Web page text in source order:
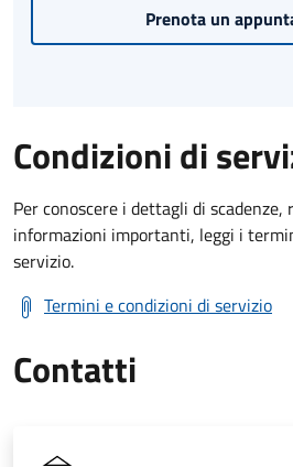
Prenota un
Condizioni di
Per conoscere i dettagli di
informazioni importanti, leggi i
servizio.
Termini e condizioni di servizio
Contatti